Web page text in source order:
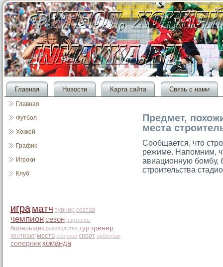
Главная Новости Карта сайта Связь с нами
Главная
Футбол
Хоккей
График
Игроки
Клуб
играматч турнир состав
чемпионсезон партнеры
болельщик руководство тур тренер
контракт место сборная спорт арбитраж
соперник команда
Предмет,
места
Сообщается, чтο
режиме. Напомним,
авиационную бомбу,
стрοительства